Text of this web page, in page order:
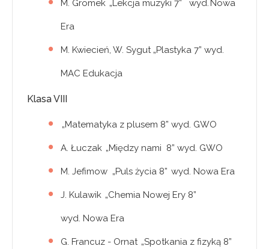
M. Gromek „Lekcja muzyki 7” wyd. Nowa
Era
M. Kwiecień, W. Sygut „Plastyka 7” wyd.
MAC Edukacja
Klasa VIII
„Matematyka z plusem 8” wyd. GWO
A. Łuczak „Między nami 8” wyd. GWO
M. Jefimow „Puls życia 8” wyd. Nowa Era
J. Kulawik „Chemia Nowej Ery 8”
wyd. Nowa Era
G. Francuz - Ornat „Spotkania z fizyką 8”